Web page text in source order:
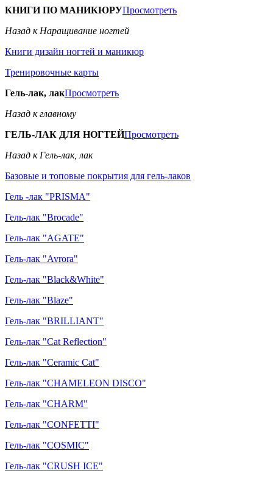
КНИГИ ПО МАНИКЮРУПросмотреть
Назад к Наращивание ногтей
Книги дизайн ногтей и маникюр
Тренировочные карты
Гель-лак, лакПросмотреть
Назад к главному
ГЕЛЬ-ЛАК ДЛЯ НОГТЕЙПросмотреть
Назад к Гель-лак, лак
Базовые и топовые покрытия для гель-лаков
Гель -лак "PRISMA"
Гель-лак "Brocade"
Гель-лак "AGATE"
Гель-лак "Avrora"
Гель-лак "Black&White"
Гель-лак "Blaze"
Гель-лак "BRILLIANT"
Гель-лак "Cat Reflection"
Гель-лак "Ceramic Cat"
Гель-лак "CHAMELEON DISCO"
Гель-лак "CHARM"
Гель-лак "CONFETTI"
Гель-лак "COSMIC"
Гель-лак "CRUSH ICE"